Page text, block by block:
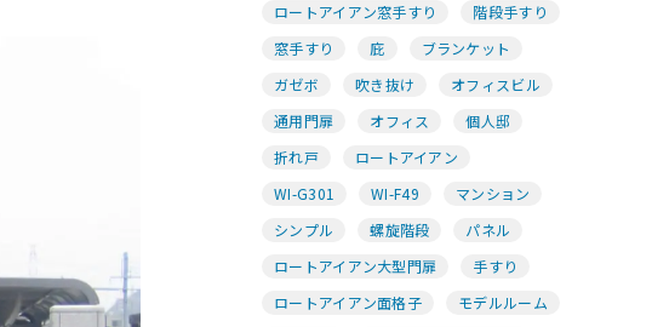
ロートアイアン窓手すり
階段手すり
窓手すり
庇
ブランケット
ガゼボ
吹き抜け
オフィスビル
通用門扉
オフィス
個人邸
折れ戸
ロートアイアン
WI-G301
WI-F49
マンション
シンプル
螺旋階段
パネル
ロートアイアン大型門扉
手すり
ロートアイアン面格子
モデルルーム